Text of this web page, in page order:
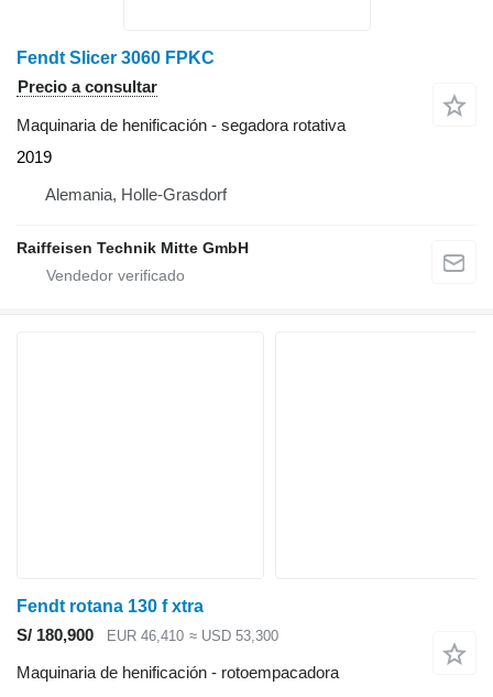
Fendt Slicer 3060 FPKC
Precio a consultar
Maquinaria de henificación - segadora rotativa
2019
Alemania, Holle-Grasdorf
Raiffeisen Technik Mitte GmbH
Fendt rotana 130 f xtra
S/ 180,900
EUR 46,410 ≈ USD 53,300
Maquinaria de henificación - rotoempacadora